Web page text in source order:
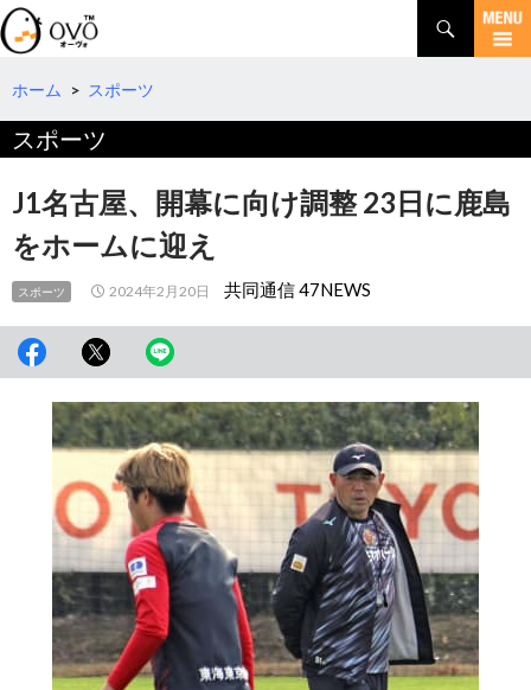
検
索
コ
テ
へ
動
ホーム > スポーツ
スポーツ
J1名古屋、開幕に向け調整 23日に鹿島
をホームに迎え
スポーツ 2024年2月20日 共同通信 47NEWS